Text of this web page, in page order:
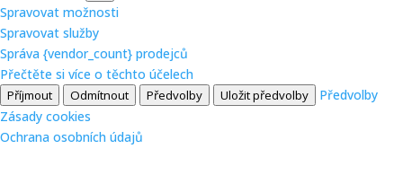
Spravovat možnosti
Spravovat služby
Správa {vendor_count} prodejců
Přečtěte si více o těchto účelech
Příjmout Odmítnout Předvolby Uložit předvolby
Předvolby
Zásady cookies
Ochrana osobních údajů